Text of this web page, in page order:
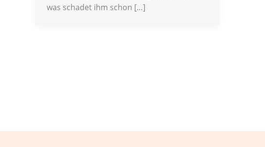
was schadet ihm schon […]